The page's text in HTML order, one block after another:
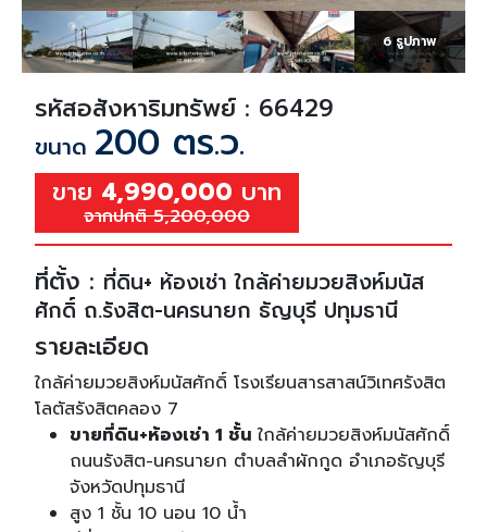
6 รูปภาพ
รหัสอสังหาริมทรัพย์ : 66429
ขนาด 200 ตร.ว.
ขาย 4,990,000 บาท
จากปกติ 5,200,000
ที่ตั้ง : ที่ดิน+ ห้องเช่า ใกล้ค่ายมวยสิงห์มนัส
ศักดิ์ ถ.รังสิต-นครนายก ธัญบุรี ปทุมธานี
รายละเอียด
ใกล้ค่ายมวยสิงห์มนัสศักดิ์ โรงเรียนสารสาสน์วิเทศรังสิต
โลตัสรังสิตคลอง 7
ขายที่ดิน+ห้องเช่า 1 ชั้นใกล้ค่ายมวยสิงห์มนัสศักดิ์
ถนนรังสิต-นครนายก ตำบลลำผักกูด อำเภอธัญบุรี
จังหวัดปทุมธานี
สูง 1 ชั้น 10 นอน 10 น้ำ